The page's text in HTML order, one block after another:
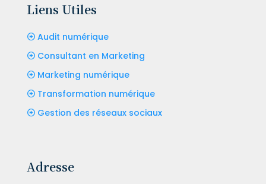
Liens Utiles
Audit numérique
Consultant en Marketing
Marketing numérique
Transformation numérique
Gestion des réseaux sociaux
Adresse